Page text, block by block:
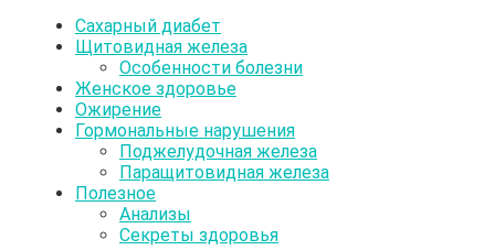
Сахарный диабет
Щитовидная железа
Особенности болезни
Женское здоровье
Ожирение
Гормональные нарушения
Поджелудочная железа
Паращитовидная железа
Полезное
Анализы
Секреты здоровья